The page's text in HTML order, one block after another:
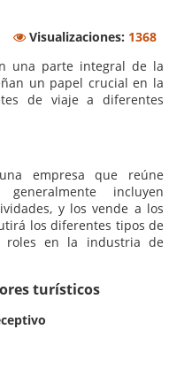
Visualizaciones: 1368
una parte integral de la
un papel crucial en la
de viaje a diferentes
empresa que reúne
incluyen
y los vende a los
los diferentes tipos de
roles en la industria de
turísticos